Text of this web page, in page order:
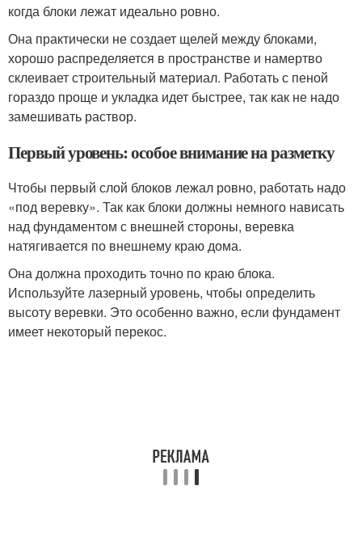
когда блоки лежат идеально ровно.
Она практически не создает щелей между блоками,
хорошо распределяется в пространстве и намертво
склеивает строительный материал. Работать с пеной
гораздо проще и укладка идет быстрее, так как не надо
замешивать раствор.
Первый уровень: особое внимание на разметку
Чтобы первый слой блоков лежал ровно, работать надо
«под веревку». Так как блоки должны немного нависать
над фундаментом с внешней стороны, веревка
натягивается по внешнему краю дома.
Она должна проходить точно по краю блока.
Используйте лазерный уровень, чтобы определить
высоту веревки. Это особенно важно, если фундамент
имеет некоторый перекос.